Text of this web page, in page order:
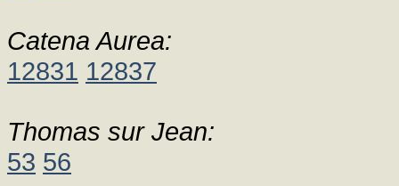
Catena Aurea:
12831 12837
Thomas sur Jean:
53 56